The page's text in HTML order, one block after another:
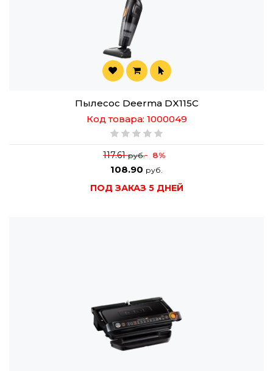
Пылесос Deerma DX115C
Код товара: 1000049
117.61руб. 8%
108.90 руб.
ПОД ЗАКАЗ 5 ДНЕЙ